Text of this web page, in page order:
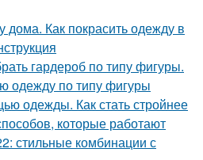
дома. Как покрасить одежду в
гардероб по типу фигуры.
одежду по типу фигуры
одежды. Как стать стройнее
которые работают
стильные комбинации с